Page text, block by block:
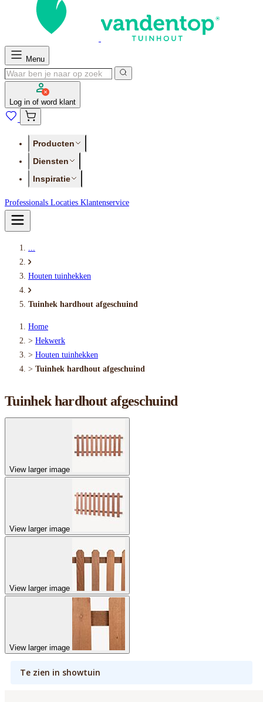
Menu
Log in of word klant
Producten
Diensten
Inspiratie
Professionals Locaties Klantenservice
...
Houten tuinhekken
Tuinhek hardhout afgeschuind
Home
> Hekwerk
> Houten tuinhekken
> Tuinhek hardhout afgeschuind
Tuinhek hardhout afgeschuind
View larger image
View larger image
View larger image
View larger image
Te zien in showtuin